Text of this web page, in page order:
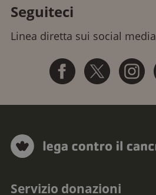
Seguiteci
Linea diretta sui social media
Servizio donazioni